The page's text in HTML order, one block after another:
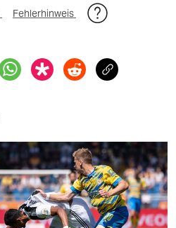
Fehlerhinweis